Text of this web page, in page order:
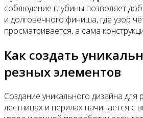
соблюдение глубины позволяет
и долговечного финиша, где узор
просматривается, а сама
Как создать
резных элементов
Создание уникального дизайна для
лестницах и перилах начинается с